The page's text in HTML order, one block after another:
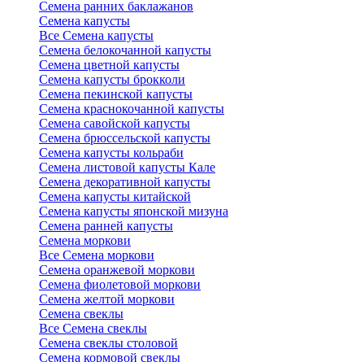
Семена ранних баклажанов
Семена капусты
Все Семена капусты
Семена белокочанной капусты
Семена цветной капусты
Семена капусты брокколи
Семена пекинской капусты
Семена краснокочанной капусты
Семена савойской капусты
Семена брюссельской капусты
Семена капусты кольраби
Семена листовой капусты Кале
Семена декоративной капусты
Семена капусты китайской
Семена капусты японской мизуна
Семена ранней капусты
Семена моркови
Все Семена моркови
Семена оранжевой моркови
Семена фиолетовой моркови
Семена желтой моркови
Семена свеклы
Все Семена свеклы
Семена свеклы столовой
Семена кормовой свеклы